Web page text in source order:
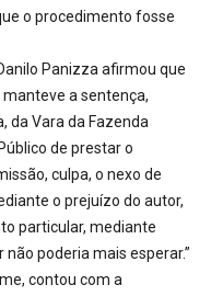
o procedimento fosse
Panizza afirmou que
a sentença,
da Vara da Fazenda
de prestar o
culpa, o nexo de
o prejuízo do autor,
particular, mediante
poderia mais esperar.”
contou com a